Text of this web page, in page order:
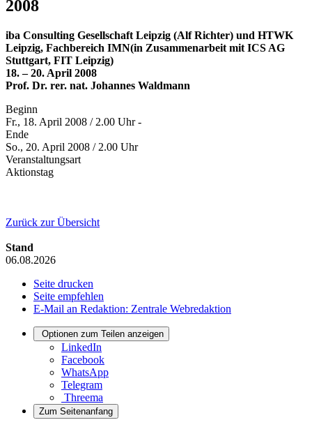
2008
iba Consulting Gesellschaft Leipzig (Alf Richter) und HTWK
Leipzig, Fachbereich IMN(in Zusammenarbeit mit ICS AG
Stuttgart, FIT Leipzig)
18. – 20. April 2008
Prof. Dr. rer. nat. Johannes Waldmann
Beginn
Fr., 18. April 2008 / 2.00 Uhr -
Ende
So., 20. April 2008 / 2.00 Uhr
Veranstaltungsart
Aktionstag
Zurück zur Übersicht
Stand
06.08.2026
Seite drucken
Seite empfehlen
E-Mail an Redaktion: Zentrale Webredaktion
Optionen zum Teilen anzeigen
LinkedIn
Facebook
WhatsApp
Telegram
Threema
Zum Seitenanfang